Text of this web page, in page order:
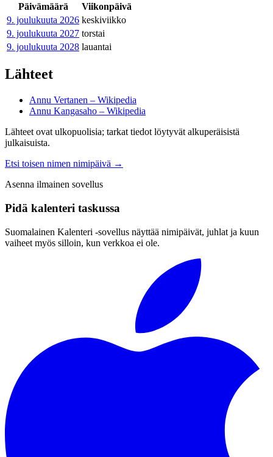
Päivämäärä
Viikonpäivä
9. joulukuuta 2026 keskiviikko
9. joulukuuta 2027 torstai
9. joulukuuta 2028 lauantai
Lähteet
Annu Vertanen – Wikipedia
Annu Kangasaho – Wikipedia
Lähteet ovat ulkopuolisia; tarkat tiedot löytyvät alkuperäisistä
julkaisuista.
Etsi toisen nimen nimipäivä →
Asenna ilmainen sovellus
Pidä kalenteri taskussa
Suomalainen Kalenteri ‑sovellus näyttää nimipäivät, juhlat ja kuun
vaiheet myös silloin, kun verkkoa ei ole.